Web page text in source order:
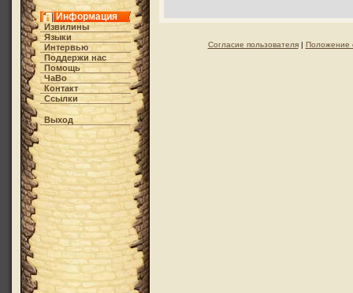
Информация
Извилины
Языки
Интервью
Поддержи нас
Помощь
ЧаВо
Контакт
Ссылки
Выход
Согласие пользователя| Положение